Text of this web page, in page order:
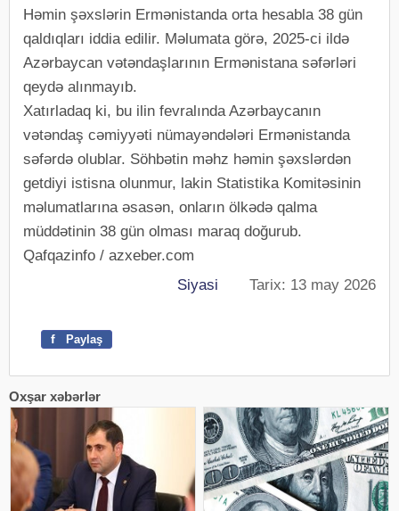
Həmin şəxslərin Ermənistanda orta hesabla 38 gün
qaldıqları iddia edilir. Məlumata görə, 2025-ci ildə
Azərbaycan vətəndaşlarının Ermənistana səfərləri
qeydə alınmayıb.
Xatırladaq ki, bu ilin fevralında Azərbaycanın
vətəndaş cəmiyyəti nümayəndələri Ermənistanda
səfərdə olublar. Söhbətin məhz həmin şəxslərdən
getdiyi istisna olunmur, lakin Statistika Komitəsinin
məlumatlarına əsasən, onların ölkədə qalma
müddətinin 38 gün olması maraq doğurub.
Qafqazinfo / azxeber.com
Siyasi Tarix: 13 may 2026
f Paylaş
Oxşar xəbərlər